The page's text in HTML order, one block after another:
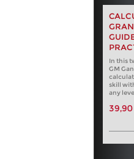
In this
GM
skill
any